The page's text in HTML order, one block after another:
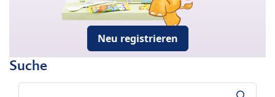
Neu registrieren
Suche